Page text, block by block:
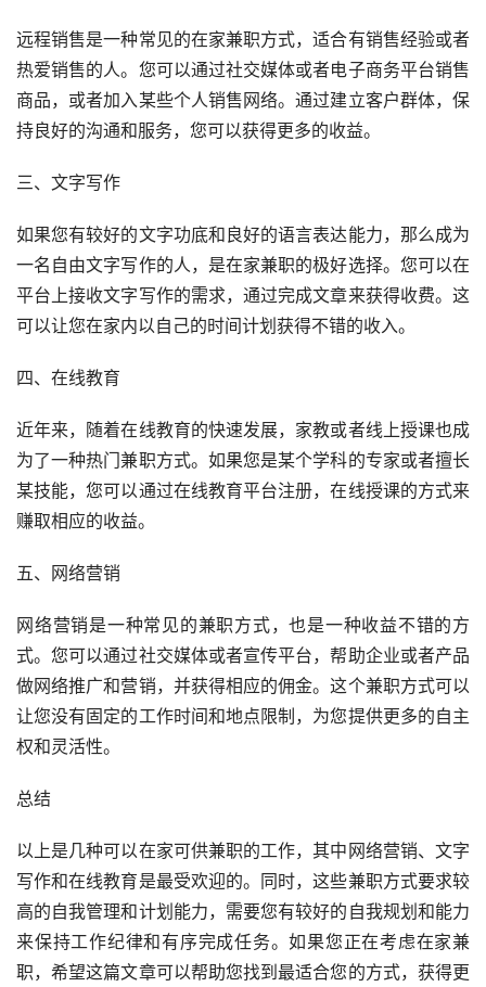
远程销售是一种常见的在家兼职方式，适合有销售经验或者
热爱销售的人。您可以通过社交媒体或者电子商务平台销售
商品，或者加入某些个人销售网络。通过建立客户群体，保
持良好的沟通和服务，您可以获得更多的收益。
三、文字写作
如果您有较好的文字功底和良好的语言表达能力，那么成为
一名自由文字写作的人，是在家兼职的极好选择。您可以在
平台上接收文字写作的需求，通过完成文章来获得收费。这
可以让您在家内以自己的时间计划获得不错的收入。
四、在线教育
近年来，随着在线教育的快速发展，家教或者线上授课也成
为了一种热门兼职方式。如果您是某个学科的专家或者擅长
某技能，您可以通过在线教育平台注册，在线授课的方式来
赚取相应的收益。
五、网络营销
网络营销是一种常见的兼职方式，也是一种收益不错的方
式。您可以通过社交媒体或者宣传平台，帮助企业或者产品
做网络推广和营销，并获得相应的佣金。这个兼职方式可以
让您没有固定的工作时间和地点限制，为您提供更多的自主
权和灵活性。
总结
以上是几种可以在家可供兼职的工作，其中网络营销、文字
写作和在线教育是最受欢迎的。同时，这些兼职方式要求较
高的自我管理和计划能力，需要您有较好的自我规划和能力
来保持工作纪律和有序完成任务。如果您正在考虑在家兼
职，希望这篇文章可以帮助您找到最适合您的方式，获得更